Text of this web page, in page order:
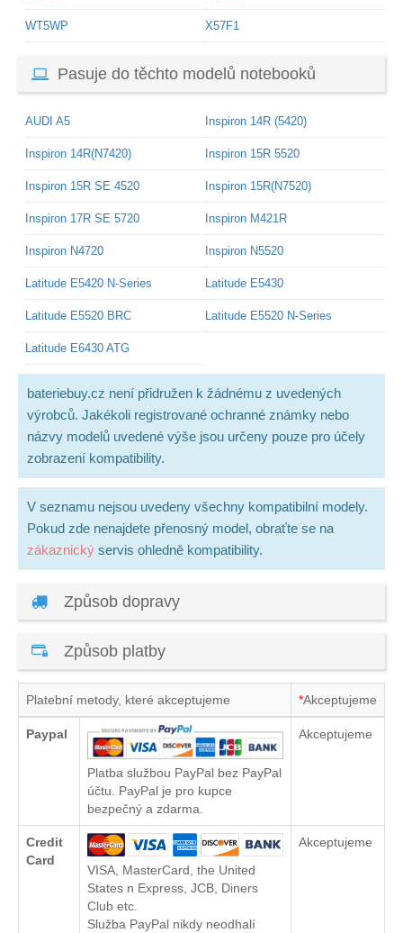
WT5WP X57F1
Pasuje do těchto modelů notebooků
AUDI A5 Inspiron 14R (5420)
Inspiron 14R(N7420) Inspiron 15R 5520
Inspiron 15R SE 4520 Inspiron 15R(N7520)
Inspiron 17R SE 5720 Inspiron M421R
Inspiron N4720 Inspiron N5520
Latitude E5420 N-Series Latitude E5430
Latitude E5520 BRC Latitude E5520 N-Series
Latitude E6430 ATG
bateriebuy.cz není přidružen k žádnému z uvedených
výrobců. Jakékoli registrované ochranné známky nebo
názvy modelů uvedené výše jsou určeny pouze pro účely
zobrazení kompatibility.
V seznamu nejsou uvedeny všechny kompatibilní modely.
Pokud zde nenajdete přenosný model, obraťte se na
zákaznický servis ohledně kompatibility.
Způsob dopravy
Způsob platby
Platební metody, které akceptujeme *Akceptujeme
Paypal
Platba službou PayPal bez PayPal
účtu. PayPal je pro kupce
bezpečný a zdarma.
Akceptujeme
Credit
Card
VISA, MasterCard, the United
States n Express, JCB, Diners
Club etc.
Služba PayPal nikdy neodhalí
Akceptujeme